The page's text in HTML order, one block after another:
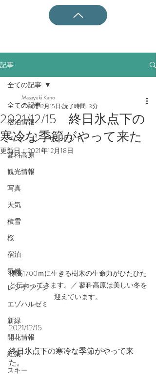
記事
全ての記事
宿泊情報
ペンション・サンセット
蓼科高原
観光情報
写真
天気
積雪
桜
宿泊
気候
レンゲツツジ
エゾハルゼミ
新緑
開花情報
紅葉
スキー
全ての記事
2021/12/15 終日氷点下の
寒冷な季節がやって来た
Masayuki Kano
2021年12月15日 読了時間: 3分
更新日：2021年12月18日
標高1700ｍに生きる樹木の生命力がひたひた
と伝わってきます。／ 蓼科高原は美しい冬を
迎えています。
2021/12/15
終日氷点下の寒冷な季節がやって来
た。